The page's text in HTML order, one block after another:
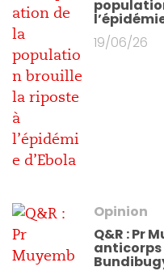
19/06/26
Opinion
Q&R : Pr
anticorps